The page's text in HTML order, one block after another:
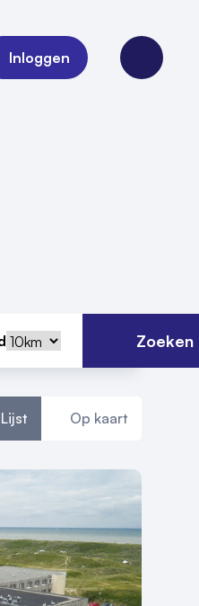
0
Inloggen
Open
Zoeken
Lijst Op kaart